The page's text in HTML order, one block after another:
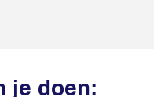
je doen: